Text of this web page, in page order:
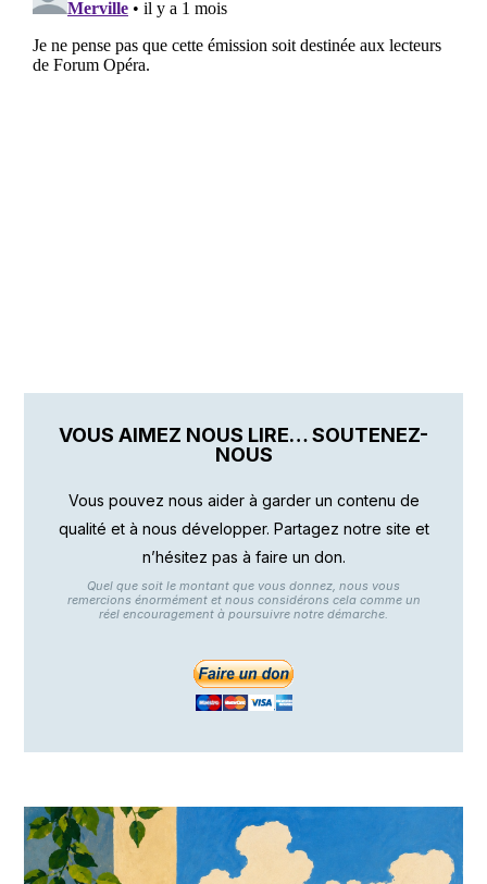
VOUS AIMEZ NOUS LIRE… SOUTENEZ-
NOUS
Vous pouvez nous aider à garder un contenu de
qualité et à nous développer. Partagez notre site et
n’hésitez pas à faire un don.
Quel que soit le montant que vous donnez, nous vous
remercions énormément et nous considérons cela comme un
réel encouragement à poursuivre notre démarche.